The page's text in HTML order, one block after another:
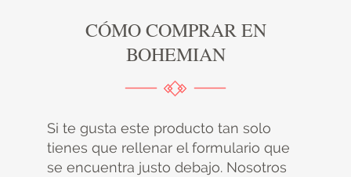
CÓMO COMPRAR EN
BOHEMIAN
Si te gusta este producto tan solo
tienes que rellenar el formulario que
se encuentra justo debajo. Nosotros